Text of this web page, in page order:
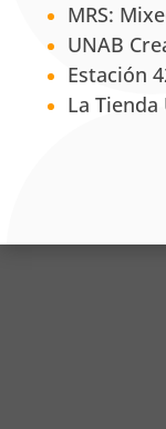
MRS:
UNAB
Estación
La Tienda